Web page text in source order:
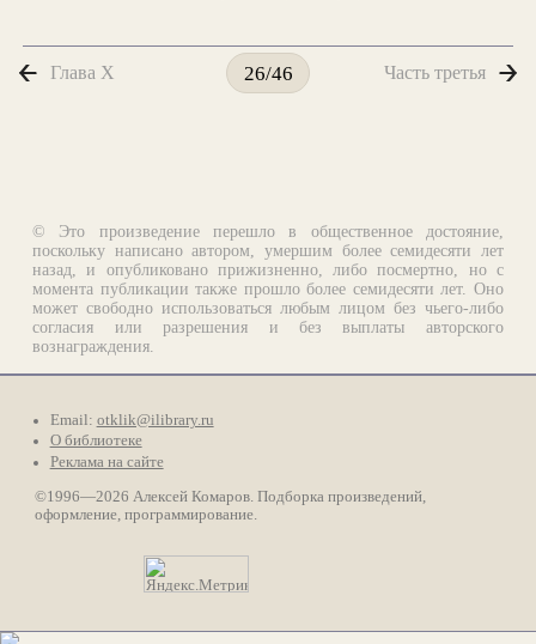
Глава X 26/46 Часть третья
© Это произведение перешло в общественное достояние,
поскольку написано автором, умершим более семидесяти лет
назад, и опубликовано прижизненно, либо посмертно, но с
момента публикации также прошло более семидесяти лет. Оно
может свободно использоваться любым лицом без чьего-либо
согласия или разрешения и без выплаты авторского
вознаграждения.
Email: otklik@ilibrary.ru
О библиотеке
Реклама на сайте
©1996—2026 Алексей Комаров. Подборка произведений,
оформление, программирование.